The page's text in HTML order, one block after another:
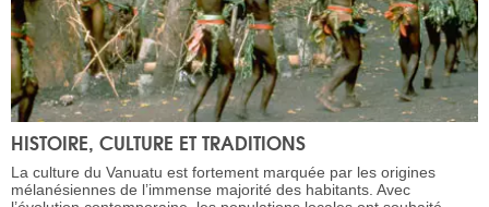
HISTOIRE, CULTURE ET TRADITIONS
La culture du Vanuatu est fortement marquée par les origines
mélanésiennes de l’immense majorité des habitants. Avec